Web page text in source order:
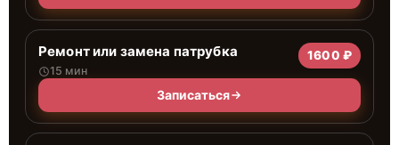
Ремонт или замена патрубка
15 мин
1600 ₽
Записаться